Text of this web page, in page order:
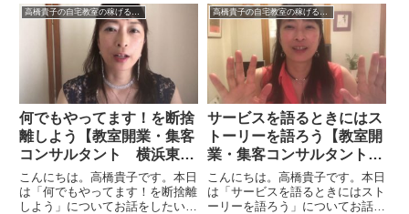
葉としては少し良くない言葉に聞
こえるかもしれません。でも、分
かりやすく説明するために「お客
様を育てる」という言い方をして
し、ウェブデザインもやるし、も
ともとインテリアコーディネータ
ーだったのでカラーもやります
し、パースも描くし、インテリア
コー...
高橋貴子の自宅教室の稼げるバイブル【動画付】
何でもやってます！を断捨
離しよう【教室開業・集客
コンサルタント 横浜東京
大阪 オンライン全国対
応】
こんにちは。高橋貴子です。本日
は「何でもやってます！を断捨離
しよう」についてお話をしたいと
高橋貴子の自宅教室の稼げるバイブル【動画付】
サービスを語るときにはス
トーリーを語ろう【教室開
業・集客コンサルタント
横浜東京大阪 スカイプ全
国対応】
こんにちは。高橋貴子です。本日
は「サービスを語るときにはスト
ーリーを語ろう」についてお話を